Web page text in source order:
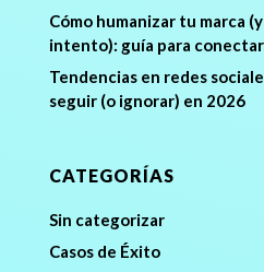
Cómo humanizar tu marca
intento): guía para
Tendencias en redes
seguir (o ignorar) en 2026
CATEGORÍAS
Sin categorizar
Casos de Éxito